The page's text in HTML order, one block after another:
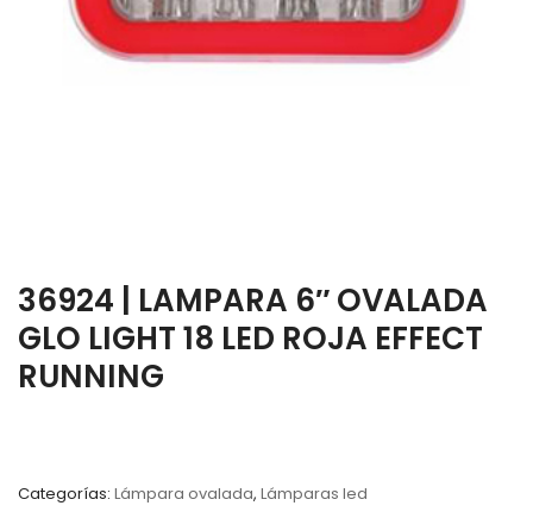
36924 | LAMPARA 6″ OVALADA
GLO LIGHT 18 LED ROJA EFFECT
RUNNING
Categorías: Lámpara ovalada, Lámparas led